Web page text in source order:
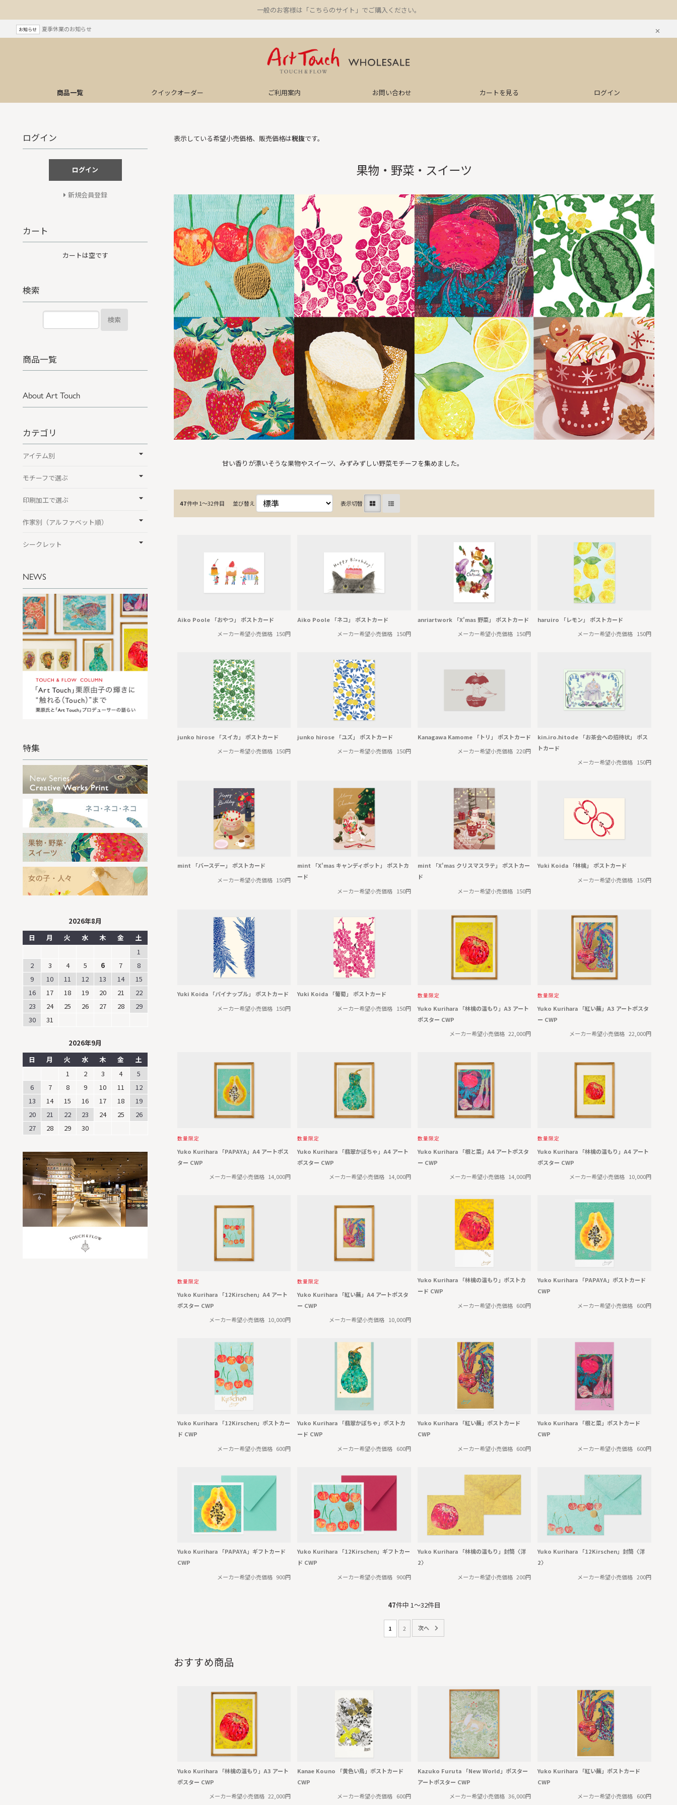
一般のお客様は「こちらのサイト」でご購入ください。
お知らせ 夏季休業のお知らせ
商品一覧 クイックオーダー ご利用案内 お問い合わせ カートを見る ログイン
表示している希望小売価格、販売価格は税抜です。
果物・野菜・スイーツ
甘い香りが漂いそうな果物やスイーツ、みずみずしい野菜モチーフを集めました。
47件中 1〜32件目 並び替え 表示切替
Aiko Poole 「おやつ」 ポストカード
メーカー希望小売価格 150円
Aiko Poole 「ネコ」 ポストカード
メーカー希望小売価格 150円
anriartwork 「X'mas 野菜」 ポストカード
メーカー希望小売価格 150円
haruiro 「レモン」 ポストカード
メーカー希望小売価格 150円
junko hirose 「スイカ」 ポストカード
メーカー希望小売価格 150円
junko hirose 「ユズ」 ポストカード
メーカー希望小売価格 150円
Kanagawa Kamome 「トリ」 ポストカード
メーカー希望小売価格 220円
kin.iro.hitode 「お茶会への招待状」 ポス
トカード
メーカー希望小売価格 150円
mint 「バースデー」 ポストカード
メーカー希望小売価格 150円
mint 「X'mas キャンディポット」 ポストカ
ード
メーカー希望小売価格 150円
mint 「X'mas クリスマスラテ」 ポストカー
ド
メーカー希望小売価格 150円
Yuki Koida 「林檎」 ポストカード
メーカー希望小売価格 150円
Yuki Koida 「パイナップル」 ポストカード
メーカー希望小売価格 150円
Yuki Koida 「葡萄」 ポストカード
メーカー希望小売価格 150円
数量限定
Yuko Kurihara 「林檎の温もり」A3 アート
ポスター CWP
メーカー希望小売価格 22,000円
数量限定
Yuko Kurihara 「紅い蕪」A3 アートポスタ
ー CWP
メーカー希望小売価格 22,000円
数量限定
Yuko Kurihara 「PAPAYA」A4 アートポス
ター CWP
メーカー希望小売価格 14,000円
数量限定
Yuko Kurihara 「翡翠かぼちゃ」A4 アート
ポスター CWP
メーカー希望小売価格 14,000円
数量限定
Yuko Kurihara 「根と菜」A4 アートポスタ
ー CWP
メーカー希望小売価格 14,000円
数量限定
Yuko Kurihara 「林檎の温もり」A4 アート
ポスター CWP
メーカー希望小売価格 10,000円
数量限定
Yuko Kurihara 「12Kirschen」A4 アート
ポスター CWP
メーカー希望小売価格 10,000円
数量限定
Yuko Kurihara 「紅い蕪」A4 アートポスタ
ー CWP
メーカー希望小売価格 10,000円
Yuko Kurihara 「林檎の温もり」ポストカ
ード CWP
メーカー希望小売価格 600円
Yuko Kurihara 「PAPAYA」ポストカード
CWP
メーカー希望小売価格 600円
Yuko Kurihara 「12Kirschen」ポストカー
ド CWP
メーカー希望小売価格 600円
Yuko Kurihara 「翡翠かぼちゃ」ポストカ
ード CWP
メーカー希望小売価格 600円
Yuko Kurihara 「紅い蕪」ポストカード
CWP
メーカー希望小売価格 600円
Yuko Kurihara 「根と菜」ポストカード
CWP
メーカー希望小売価格 600円
Yuko Kurihara 「PAPAYA」ギフトカード
CWP
メーカー希望小売価格 900円
Yuko Kurihara 「12Kirschen」ギフトカー
ド CWP
メーカー希望小売価格 900円
Yuko Kurihara 「林檎の温もり」封筒〈洋
2〉
メーカー希望小売価格 200円
Yuko Kurihara 「12Kirschen」封筒〈洋
2〉
メーカー希望小売価格 200円
47件中 1〜32件目
1 2
おすすめ商品
Yuko Kurihara 「林檎の温もり」A3 アート
ポスター CWP
メーカー希望小売価格 22,000円
Kanae Kouno 「黄色い鳥」ポストカード
CWP
メーカー希望小売価格 600円
Kazuko Furuta 「New World」ポスター
アートポスター CWP
メーカー希望小売価格 36,000円
Yuko Kurihara 「紅い蕪」ポストカード
CWP
メーカー希望小売価格 600円
ログイン
ログイン
新規会員登録
カート
カートは空です
検索
検索
商品一覧
About Art Touch
カテゴリ
アイテム別
モチーフで選ぶ
印刷加工で選ぶ
作家別（アルファベット順）
シークレット
NEWS
特集
2026年8月
日
月 火 水 木 金
土
1
2
3 4 5 6 7
8
9
10 11 12 13 14
15
16
17 18 19 20 21
22
23
24 25 26 27 28
29
30
31
2026年9月
日
月 火 水 木 金
土
1
2 3 4
5
6
7 8 9 10 11
12
13
14 15 16 17 18
19
20
21 22 23 24 25
26
27
28 29 30